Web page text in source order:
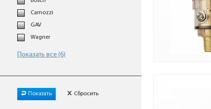
Camozzi
GAV
Wagner
Показать все (6)
Показать Сбросить